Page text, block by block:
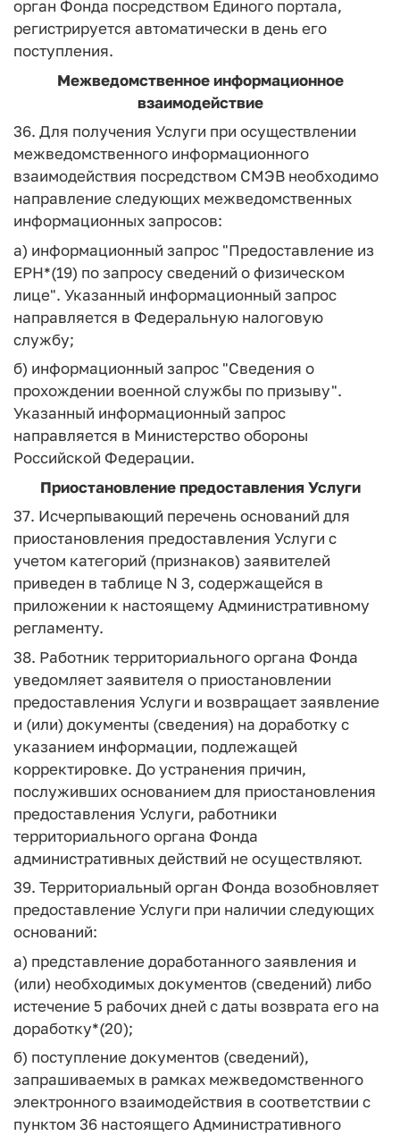
орган Фонда посредством Единого портала,
регистрируется автоматически в день его
поступления.
Межведомственное информационное
взаимодействие
36. Для получения Услуги при осуществлении
межведомственного информационного
взаимодействия посредством СМЭВ необходимо
направление следующих межведомственных
информационных запросов:
а) информационный запрос "Предоставление из
ЕРН*(19) по запросу сведений о физическом
лице". Указанный информационный запрос
направляется в Федеральную налоговую
службу;
б) информационный запрос "Сведения о
прохождении военной службы по призыву".
Указанный информационный запрос
направляется в Министерство обороны
Российской Федерации.
Приостановление предоставления Услуги
37. Исчерпывающий перечень оснований для
приостановления предоставления Услуги с
учетом категорий (признаков) заявителей
приведен в таблице N 3, содержащейся в
приложении к настоящему Административному
регламенту.
38. Работник территориального органа Фонда
уведомляет заявителя о приостановлении
предоставления Услуги и возвращает заявление
и (или) документы (сведения) на доработку с
указанием информации, подлежащей
корректировке. До устранения причин,
послуживших основанием для приостановления
предоставления Услуги, работники
территориального органа Фонда
административных действий не осуществляют.
39. Территориальный орган Фонда возобновляет
предоставление Услуги при наличии следующих
оснований:
а) представление доработанного заявления и
(или) необходимых документов (сведений) либо
истечение 5 рабочих дней с даты возврата его на
доработку*(20);
б) поступление документов (сведений),
запрашиваемых в рамках межведомственного
электронного взаимодействия в соответствии с
пунктом 36 настоящего Административного